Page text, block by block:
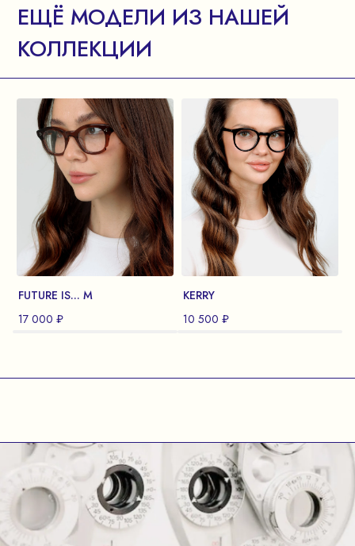
ЕЩЁ МОДЕЛИ ИЗ НАШЕЙ
КОЛЛЕКЦИИ
FUTURE IS... M
17 000 ₽
KERRY
10 500 ₽